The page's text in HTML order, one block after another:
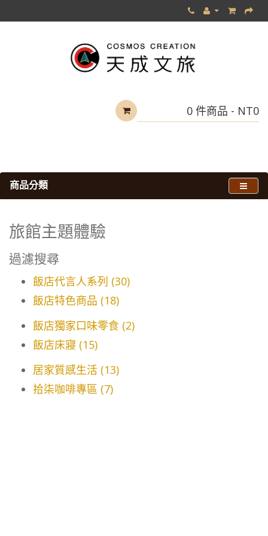
0 件商品 - NT0
商品分類
旅館主題體驗
過濾搜尋
飯店代言人系列 (30)
飯店特色商品 (18)
飯店獨家口味零食 (2)
飯店床寢 (15)
居家質感生活 (13)
拾柒咖啡專區 (7)